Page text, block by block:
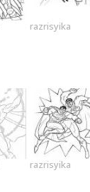
razrisyika
razrisyika